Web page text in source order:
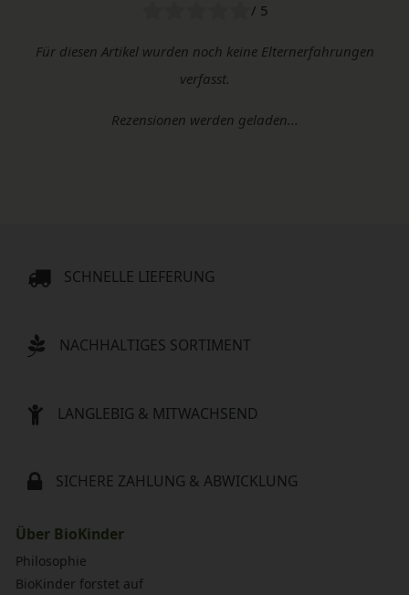
/ 5
Für diesen Artikel wurden noch keine Elternerfahrungen
verfasst.
Rezensionen werden geladen...
SCHNELLE LIEFERUNG
NACHHALTIGES SORTIMENT
LANGLEBIG & MITWACHSEND
SICHERE ZAHLUNG & ABWICKLUNG
Über BioKinder
Philosophie
BioKinder forstet auf